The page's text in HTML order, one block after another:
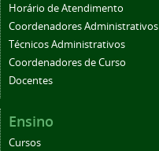
Horário de Atendimento
Coordenadores Administrativos
Técnicos Administrativos
Coordenadores de Curso
Docentes
Ensino
Cursos